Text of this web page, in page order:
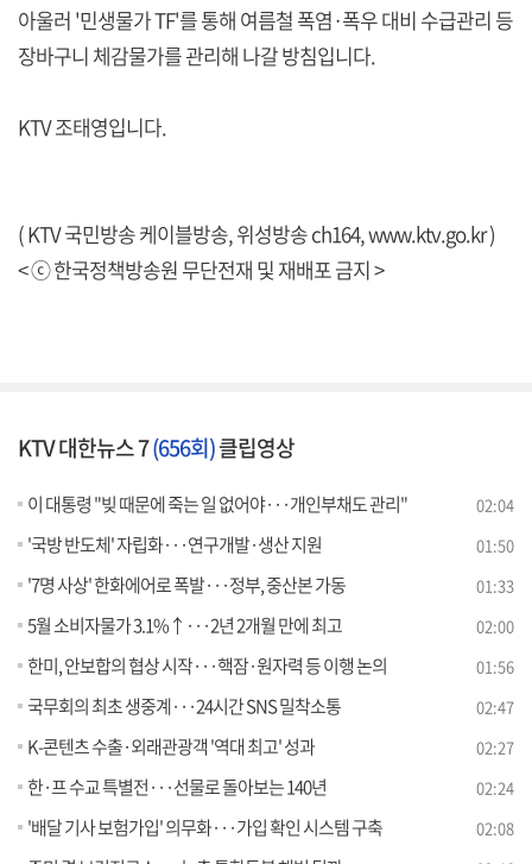
아울러 '민생물가 TF'를 통해 여름철 폭염·폭우 대비 수급관리 등
장바구니 체감물가를 관리해 나갈 방침입니다.
KTV 조태영입니다.
( KTV 국민방송 케이블방송, 위성방송 ch164,www.ktv.go.kr)
< ⓒ 한국정책방송원 무단전재 및 재배포 금지 >
KTV 대한뉴스 7(656회)클립영상
이 대통령 "빚 때문에 죽는 일 없어야···개인부채도 관리" 02:04
'국방 반도체' 자립화···연구개발·생산 지원 01:50
'7명 사상' 한화에어로 폭발···정부, 중산본 가동 01:33
5월 소비자물가 3.1%↑···2년 2개월 만에 최고 02:00
한미, 안보합의 협상 시작···핵잠·원자력 등 이행 논의 01:56
국무회의 최초 생중계···24시간 SNS 밀착소통 02:47
K-콘텐츠 수출·외래관광객 '역대 최고' 성과 02:27
한·프 수교 특별전···선물로 돌아보는 140년 02:24
'배달 기사 보험가입' 의무화···가입 확인 시스템 구축 02:08